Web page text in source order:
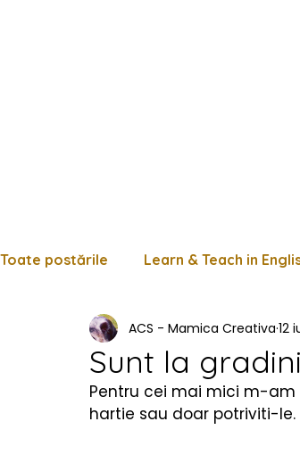
Toate postările Learn & Teach in
Limba română Matematică
Cărți copii Poezii & povești
Sunt la
ACS - Mamica Creativa 12
Pentru cei mai mici m-am
hartie sau doar potriviti-